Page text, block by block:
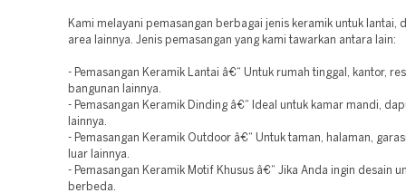
Kami melayani pemasangan berbagai jenis keramik untuk lantai,
area lainnya. Jenis pemasangan yang kami tawarkan antara lain:
- Pemasangan Keramik Lantai â€“ Untuk rumah tinggal, kantor,
bangunan lainnya.
- Pemasangan Keramik Dinding â€“ Ideal untuk kamar mandi,
lainnya.
- Pemasangan Keramik Outdoor â€“ Untuk taman, halaman,
luar lainnya.
- Pemasangan Keramik Motif Khusus â€“ Jika Anda ingin desain
berbeda.